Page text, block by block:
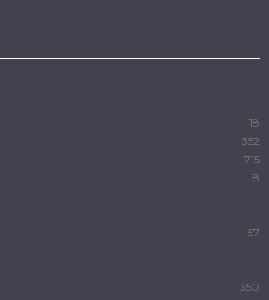
18
352
715
8
57
350